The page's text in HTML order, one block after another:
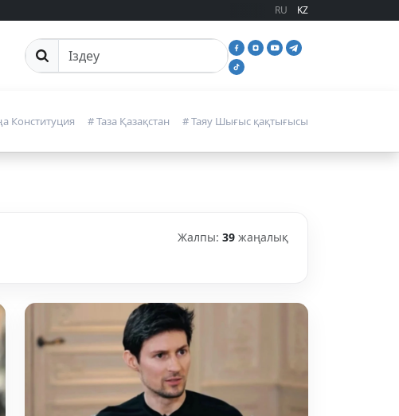
RU KZ
Сайттан іздеу
Конституция # Таза Қазақстан # Таяу Шығыс қақтығысы
Жалпы: 39 жаңалық